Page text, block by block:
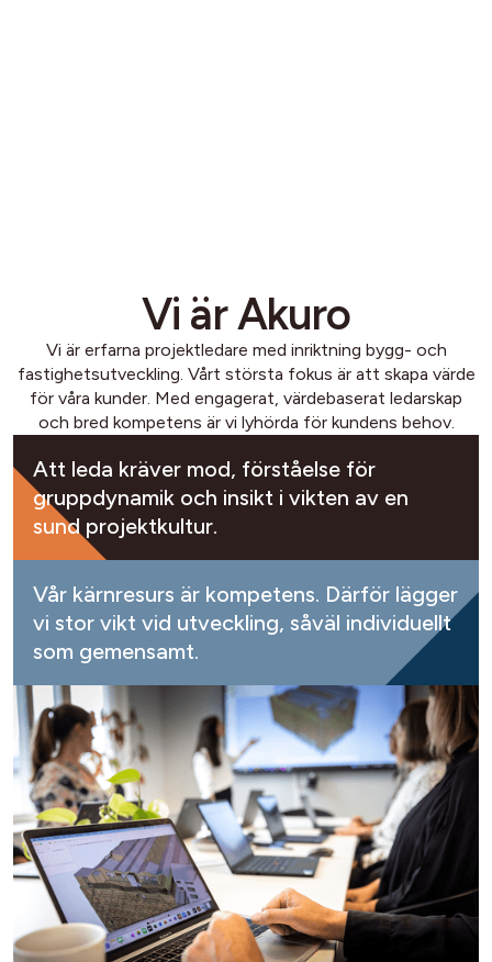
Vi är Akuro
Vi är erfarna projektledare med inriktning bygg- och
fastighetsutveckling. Vårt största fokus är att skapa värde
för våra kunder. Med engagerat, värdebaserat ledarskap
och bred kompetens är vi lyhörda för kundens behov.
Att leda kräver mod, förståelse för
gruppdynamik och insikt i vikten av en
sund projektkultur.
Vår kärnresurs är kompetens. Därför lägger
vi stor vikt vid utveckling, såväl individuellt
som gemensamt.